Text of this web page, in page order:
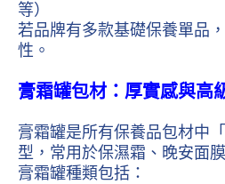
等）
若品牌有多款基礎保養單品
性。
膏霜罐包材：厚實感與高
膏霜罐是所有保養品包材中
型，常用於保濕霜、晚安面
膏霜罐種類包括：